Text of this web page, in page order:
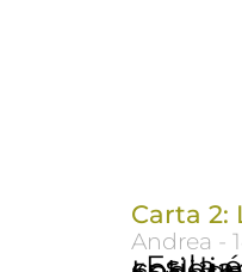
Carta 2:
Andrea